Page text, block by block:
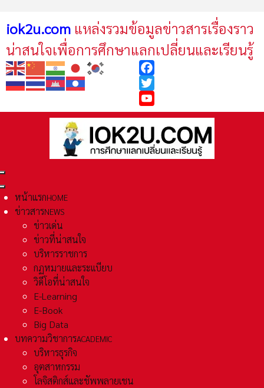
iok2u.com แหล่งรวมข้อมูลข่าวสารเรื่องราว
น่าสนใจเพื่อการศึกษาแลกเปลี่ยนและเรียนรู้
Facebook
Twitter
YouTube
หน้าแรกHOME
ข่าวสารNEWS
ข่าวเด่น
ข่าวที่น่าสนใจ
บริหารราชการ
กฏหมายและระเเบียบ
วิดีโอที่น่าสนใจ
E-Learning
E-Book
Big Data
บทความวิชาการACADEMIC
บริหารธุรกิจ
อุตสาหกรรม
โลจิสติกส์และชัพพลายเชน